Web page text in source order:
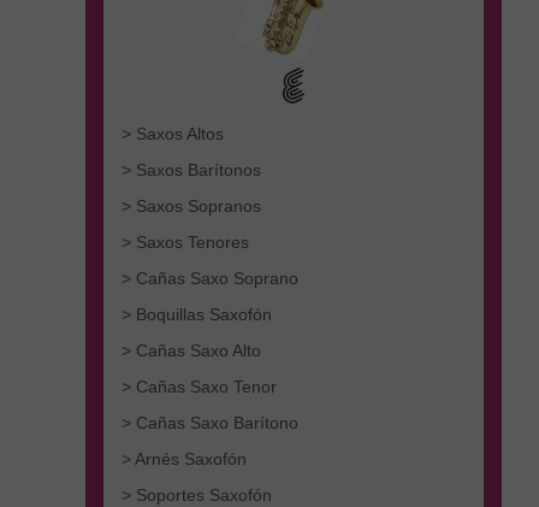
> Saxos Altos
> Saxos Barítonos
> Saxos Sopranos
> Saxos Tenores
> Cañas Saxo Soprano
> Boquillas Saxofón
> Cañas Saxo Alto
> Cañas Saxo Tenor
> Cañas Saxo Barítono
> Arnés Saxofón
> Soportes Saxofón